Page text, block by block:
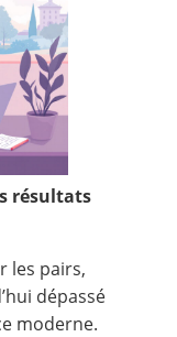
résultats
les pairs,
dépassé
moderne.